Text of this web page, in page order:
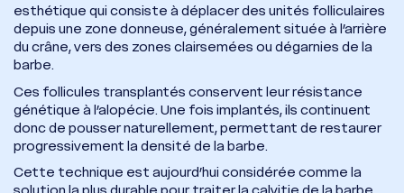
esthétique qui consiste à déplacer des unités folliculaires
depuis une zone donneuse, généralement située à l’arrière
du crâne, vers des zones clairsemées ou dégarnies de la
barbe.
Ces follicules transplantés conservent leur résistance
génétique à l’alopécie. Une fois implantés, ils continuent
donc de pousser naturellement, permettant de restaurer
progressivement la densité de la barbe.
Cette technique est aujourd’hui considérée comme la